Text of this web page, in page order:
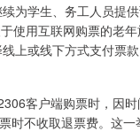
为学生、务工人员提
使用互联网购票的老
上或线下方式支付票
客户端购票时，因
时不收取退票费。这